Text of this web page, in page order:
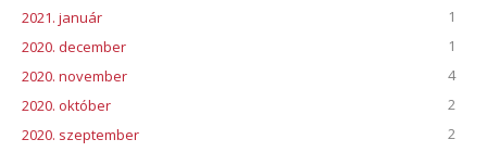
2021. január
1
2020. december
1
2020. november
4
2020. október
2
2020. szeptember
2